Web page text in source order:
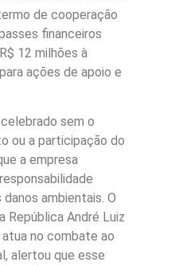
de cooperação
financeiros
12 milhões à
ações de apoio e
sem o
ou a participação do
a empresa
ambientais. O
República André Luiz
no combate ao
alertou que esse